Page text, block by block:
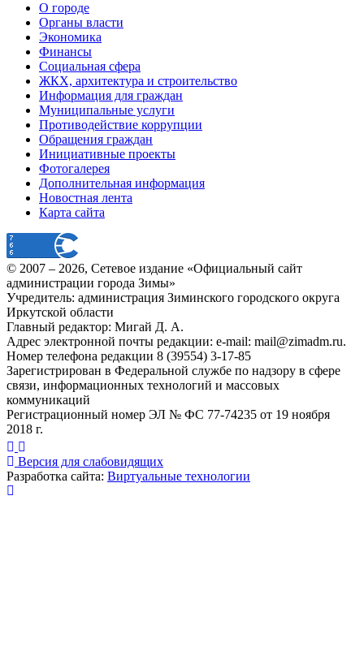
О городе
Органы власти
Экономика
Финансы
Социальная сфера
ЖКХ, архитектура и строительство
Информация для граждан
Муниципальные услуги
Противодействие коррупции
Обращения граждан
Инициативные проекты
Фотогалерея
Дополнительная информация
Новостная лента
Карта сайта
© 2007 – 2026, Сетевое издание «Официальный сайт
администрации города Зимы»
Учредитель: администрация Зиминского городского округа
Иркутской области
Главный редактор: Мигай Д. А.
Адрес электронной почты редакции: e-mail: mail@zimadm.ru.
Номер телефона редакции 8 (39554) 3-17-85
Зарегистрирован в Федеральной службе по надзору в сфере
связи, информационных технологий и массовых
коммуникаций
Регистрационный номер ЭЛ № ФС 77-74235 от 19 ноября
2018 г.
Версия для слабовидящих
Разработка сайта: Виртуальные технологии